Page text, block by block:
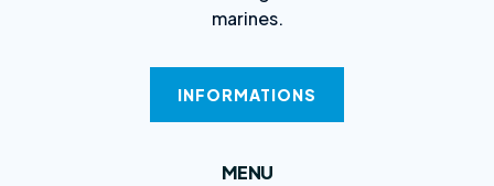
marines.
INFORMATIONS
MENU